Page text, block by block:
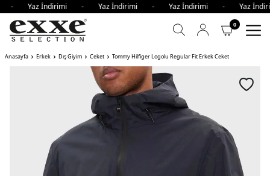
- Yaz İndirimi - Yaz İndirimi - Yaz İndirimi - Yaz
0
Anasayfa Erkek Dış Giyim Ceket Tommy Hilfiger Logolu Regular Fit Erkek Ceket